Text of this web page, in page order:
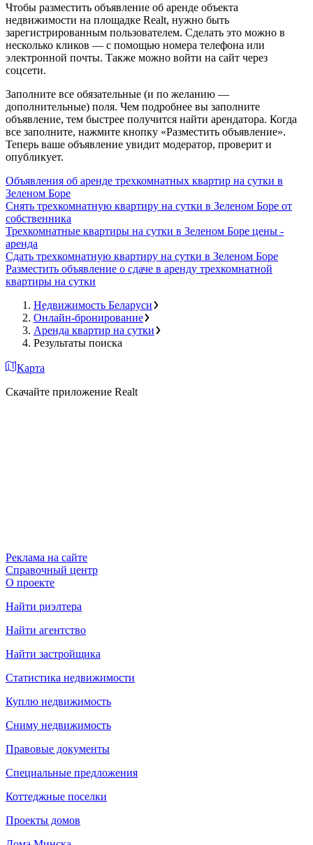
Чтобы разместить объявление об аренде объекта
недвижимости на площадке Realt, нужно быть
зарегистрированным пользователем. Сделать это можно в
несколько кликов — с помощью номера телефона или
электронной почты. Также можно войти на сайт через
соцсети.
Заполните все обязательные (и по желанию —
дополнительные) поля. Чем подробнее вы заполните
объявление, тем быстрее получится найти арендатора. Когда
все заполните, нажмите кнопку «Разместить объявление».
Теперь ваше объявление увидит модератор, проверит и
опубликует.
Объявления об аренде трехкомнатных квартир на сутки в
Зеленом Боре
Снять трехкомнатную квартиру на сутки в Зеленом Боре от
собственника
Трехкомнатные квартиры на сутки в Зеленом Боре цены -
аренда
Сдать трехкомнатную квартиру на сутки в Зеленом Боре
Разместить объявление о сдаче в аренду трехкомнатной
квартиры на сутки
Недвижимость Беларуси
Онлайн-бронирование
Аренда квартир на сутки
Результаты поиска
Карта
Скачайте приложение Realt
Реклама на сайте
Справочный центр
О проекте
Найти риэлтера
Найти агентство
Найти застройщика
Статистика недвижимости
Куплю недвижимость
Сниму недвижимость
Правовые документы
Специальные предложения
Коттеджные поселки
Проекты домов